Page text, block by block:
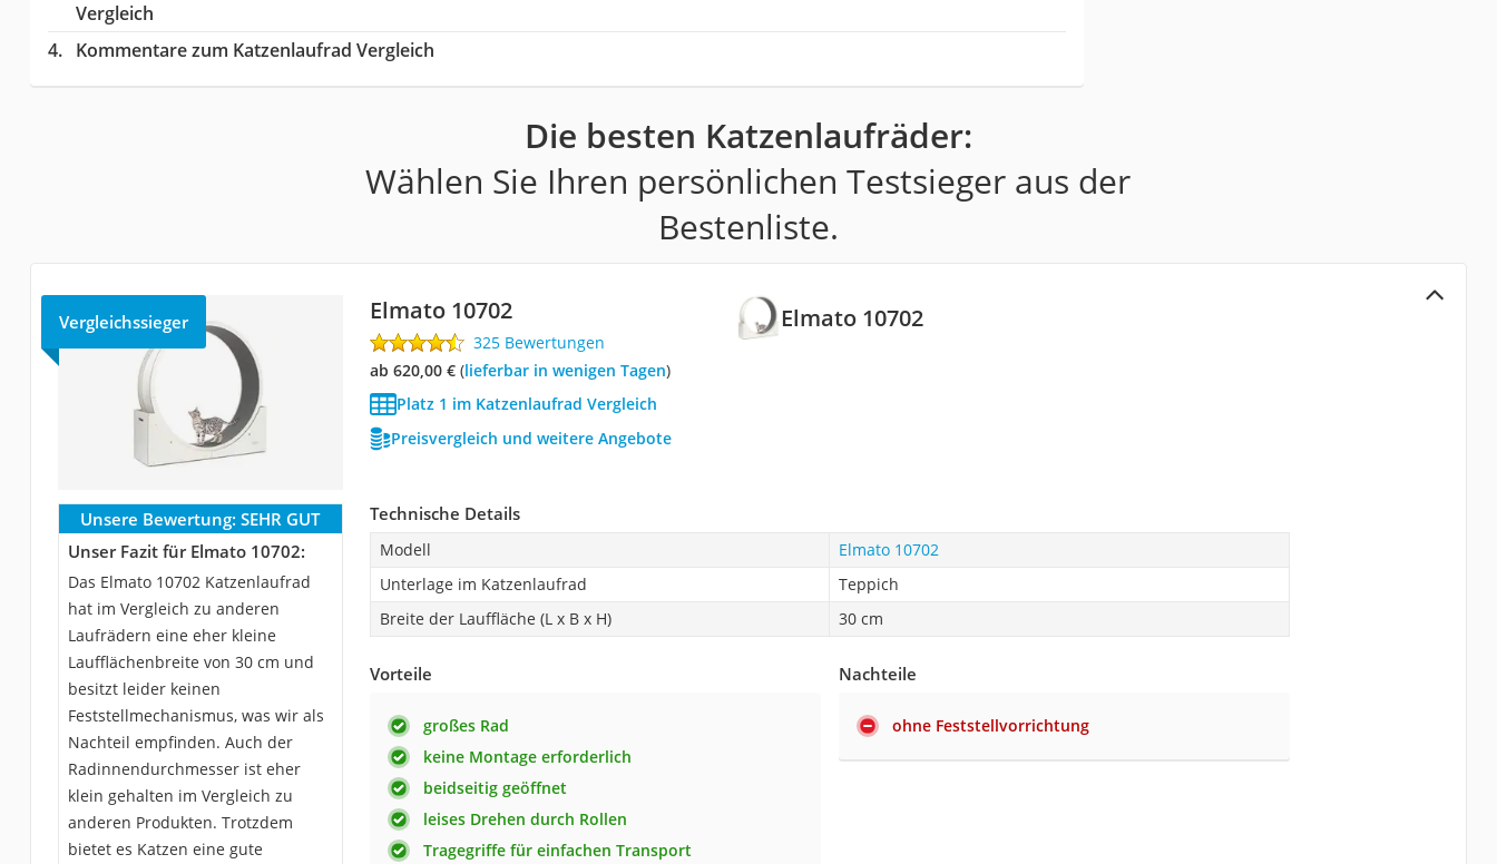
Vergleich
Kommentare zum Katzenlaufrad Vergleich
Die besten Katzenlaufräder:
Wählen Sie Ihren persönlichen Testsieger aus der
Bestenliste.
Elmato 10702
Vergleichssieger Elmato 10702
325 Bewertungen
ab 620,00 €( Lieferbar in wenigen Tagen)
Platz 1 im Katzenlaufrad Vergleich
Preisvergleich und weitere Angebote
Unsere Bewertung: SEHR GUT
Unser Fazit für Elmato 10702:
Das Elmato 10702 Katzenlaufrad
hat im Vergleich zu anderen
Laufrädern eine eher kleine
Laufflächenbreite von 30 cm und
besitzt leider keinen
Feststellmechanismus, was wir als
Nachteil empfinden. Auch der
Radinnendurchmesser ist eher
klein gehalten im Vergleich zu
anderen Produkten. Trotzdem
bietet es Katzen eine gute
Technische Details
Modell
Elmato 10702
Unterlage im Katzenlaufrad
Teppich
Breite der Lauffläche (L x B x H)
30 cm
Vorteile
großes Rad
keine Montage erforderlich
beidseitig geöffnet
leises Drehen durch Rollen
Tragegriffe für einfachen Transport
Nachteile
ohne Feststellvorrichtung